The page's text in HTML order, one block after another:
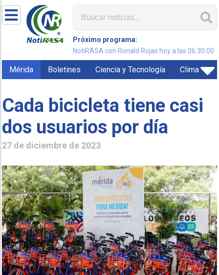
Próximo programa:
NotiRASA con Ronald Rojas hoy a las 06:30:00
Mérida Boletines Ciencia y Tecnología Clima
Cada bicicleta tiene casi
dos usuarios por día
27 de diciembre de 2023